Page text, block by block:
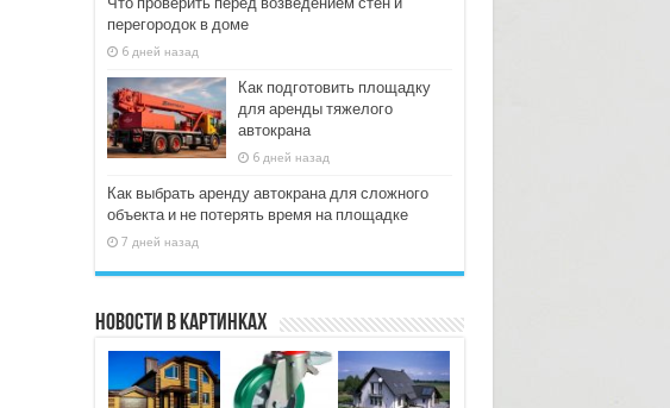
перегородок в доме
6 дней назад
Как подготовить площадку
для аренды тяжелого
автокрана
6 дней назад
Как выбрать аренду автокрана для сложного
объекта и не потерять время на площадке
7 дней назад
Новости в картинках